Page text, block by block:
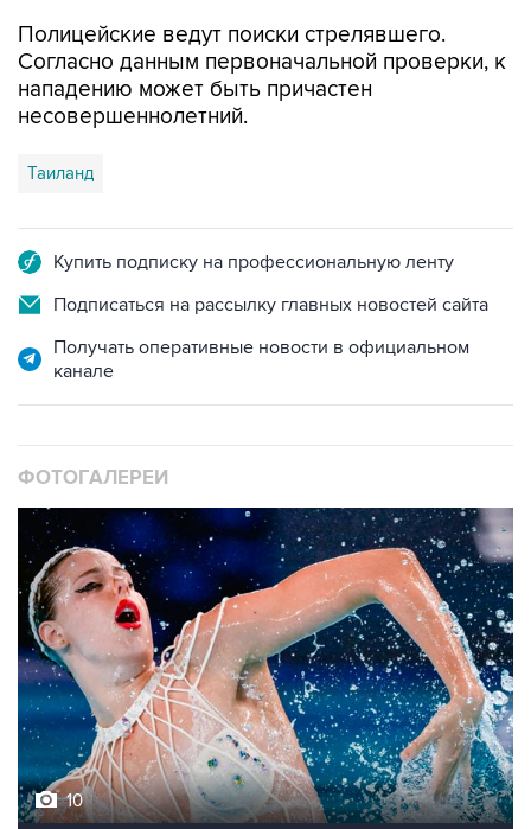
Полицейские ведут поиски стрелявшего.
Согласно данным первоначальной проверки, к
нападению может быть причастен
несовершеннолетний.
Таиланд
Купить подписку на профессиональную ленту
Подписаться на рассылку главных новостей сайта
Получать оперативные новости в официальном
канале
ФОТОГАЛЕРЕИ
10